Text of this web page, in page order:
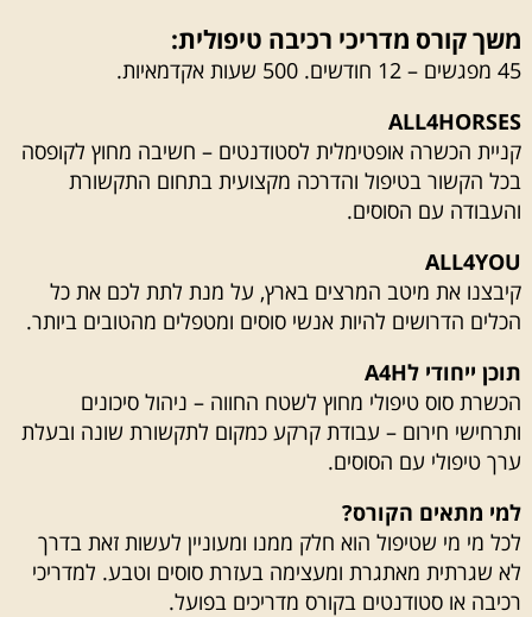
משך קורס מדריכי רכיבה טיפולית:
45 מפגשים – 12 חודשים. 500 שעות אקדמאיות.
ALL4HORSES
קניית הכשרה אופטימלית לסטודנטים – חשיבה מחוץ לקופסה
בכל הקשור בטיפול והדרכה מקצועית בתחום התקשורת
והעבודה עם הסוסים.
ALL4YOU
קיבצנו את מיטב המרצים בארץ, על מנת לתת לכם את כל
הכלים הדרושים להיות אנשי סוסים ומטפלים מהטובים ביותר.
תוכן ייחודי לA4H
הכשרת סוס טיפולי מחוץ לשטח החווה – ניהול סיכונים
ותרחישי חירום – עבודת קרקע כמקום לתקשורת שונה ובעלת
ערך טיפולי עם הסוסים.
למי מתאים הקורס?
לכל מי מי שטיפול הוא חלק ממנו ומעוניין לעשות זאת בדרך
לא שגרתית מאתגרת ומעצימה בעזרת סוסים וטבע. למדריכי
רכיבה או סטודנטים בקורס מדריכים בפועל.